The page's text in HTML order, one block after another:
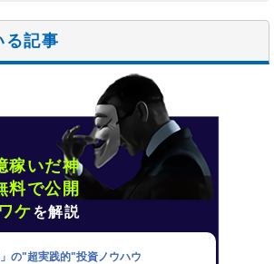
る記事
稼いだ神
料で公開
ワケを解説
の"超実践的"投資ノウハウ